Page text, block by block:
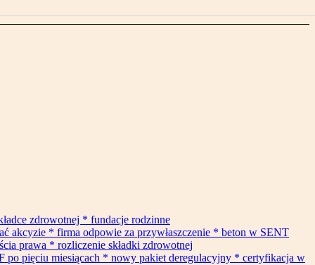
zdrowotnej * fundacje rodzinne
akcyzie * firma odpowie za przywłaszczenie * beton w SENT
prawa * rozliczenie składki zdrowotnej
po pięciu miesiącach * nowy pakiet deregulacyjny * certyfikacja w